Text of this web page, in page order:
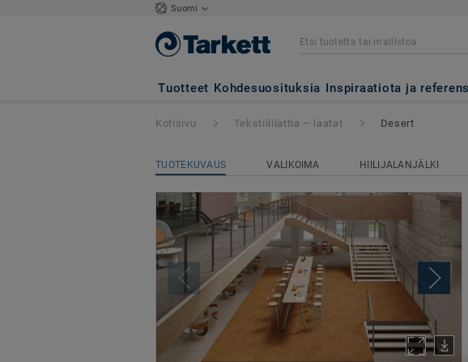
Suomi
Tuotteet Kohdesuosituksia Inspiraatiota ja
Desert
Kotisivu Tekstiililattia – laatat Desert
TUOTEKUVAUS VALIKOIMA HIILIJALANJÄLKI